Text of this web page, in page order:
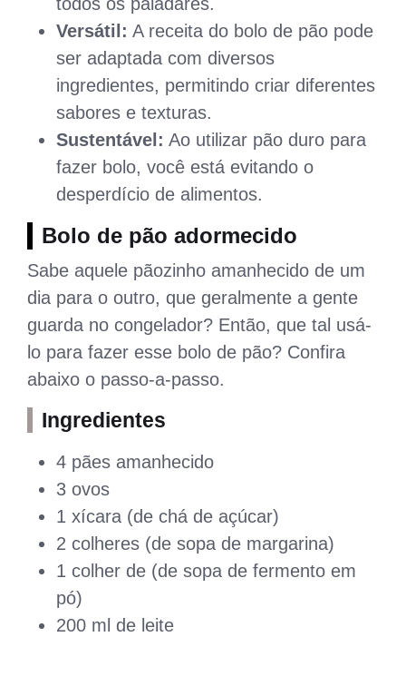
Versátil: A receita do bolo de pão pode
ser adaptada com diversos
ingredientes, permitindo criar diferentes
sabores e texturas.
Sustentável: Ao utilizar pão duro para
fazer bolo, você está evitando o
desperdício de alimentos.
Bolo de pão adormecido
Sabe aquele pãozinho amanhecido de um
dia para o outro, que geralmente a gente
guarda no congelador? Então, que tal usá-
lo para fazer esse bolo de pão? Confira
abaixo o passo-a-passo.
Ingredientes
4 pães amanhecido
3 ovos
1 xícara (de chá de açúcar)
2 colheres (de sopa de margarina)
1 colher de (de sopa de fermento em
pó)
200 ml de leite